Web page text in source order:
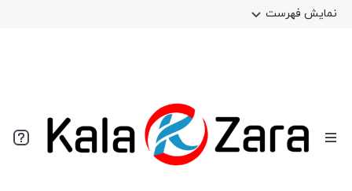
نمایش فهرست